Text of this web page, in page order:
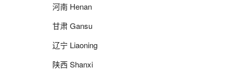
河南 Henan
甘肃 Gansu
辽宁 Liaoning
陕西 Shanxi